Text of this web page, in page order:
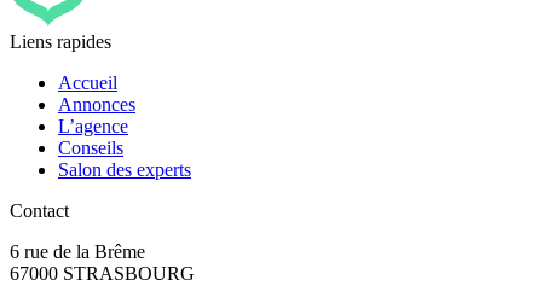
Liens rapides
Accueil
Annonces
L’agence
Conseils
Salon des experts
Contact
6 rue de la Brême
67000 STRASBOURG